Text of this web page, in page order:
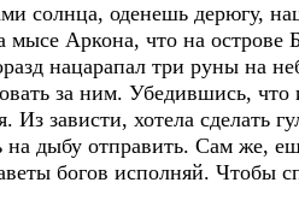
солнца, оденешь дерюгу,
мысе Аркона, что на
нацарапал три руны на
за ним. Убедившись,
Из зависти, хотела
дыбу отправить. Сам же,
богов исполняй. Чтобы